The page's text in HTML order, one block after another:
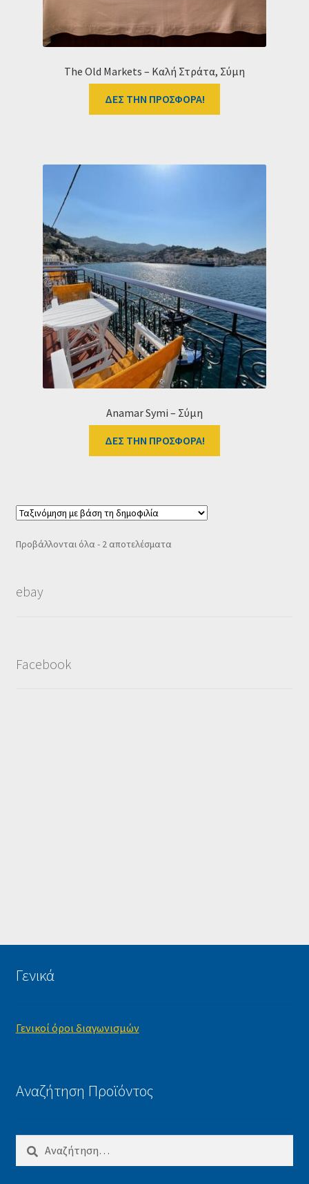
The Old Markets – Καλή Στράτα, Σύμη
ΔΕΣ ΤΗΝ ΠΡΟΣΦΟΡΑ!
Anamar Symi – Σύμη
ΔΕΣ ΤΗΝ ΠΡΟΣΦΟΡΑ!
Προβάλλονται όλα - 2 αποτελέσματαSorted
ebay
Facebook
Γενικά
Γενικοί όροι διαγωνισμών
Αναζήτηση Προϊόντος
για: